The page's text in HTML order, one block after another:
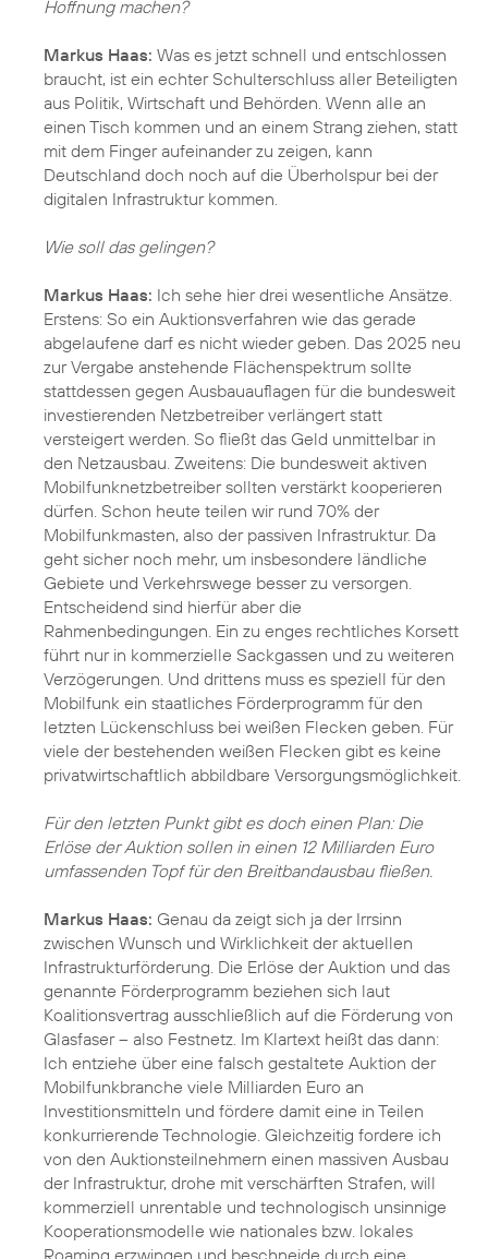
Hoffnung machen?
Markus Haas: Was es jetzt schnell und entschlossen
braucht, ist ein echter Schulterschluss aller Beteiligten
aus Politik, Wirtschaft und Behörden. Wenn alle an
einen Tisch kommen und an einem Strang ziehen, statt
mit dem Finger aufeinander zu zeigen, kann
Deutschland doch noch auf die Überholspur bei der
digitalen Infrastruktur kommen.
Wie soll das gelingen?
Markus Haas: Ich sehe hier drei wesentliche Ansätze.
Erstens: So ein Auktionsverfahren wie das gerade
abgelaufene darf es nicht wieder geben. Das 2025 neu
zur Vergabe anstehende Flächenspektrum sollte
stattdessen gegen Ausbauauflagen für die bundesweit
investierenden Netzbetreiber verlängert statt
versteigert werden. So fließt das Geld unmittelbar in
den Netzausbau. Zweitens: Die bundesweit aktiven
Mobilfunknetzbetreiber sollten verstärkt kooperieren
dürfen. Schon heute teilen wir rund 70% der
Mobilfunkmasten, also der passiven Infrastruktur. Da
geht sicher noch mehr, um insbesondere ländliche
Gebiete und Verkehrswege besser zu versorgen.
Entscheidend sind hierfür aber die
Rahmenbedingungen. Ein zu enges rechtliches Korsett
führt nur in kommerzielle Sackgassen und zu weiteren
Verzögerungen. Und drittens muss es speziell für den
Mobilfunk ein staatliches Förderprogramm für den
letzten Lückenschluss bei weißen Flecken geben. Für
viele der bestehenden weißen Flecken gibt es keine
privatwirtschaftlich abbildbare Versorgungsmöglichkeit.
Für den letzten Punkt gibt es doch einen Plan: Die
Erlöse der Auktion sollen in einen 12 Milliarden Euro
umfassenden Topf für den Breitbandausbau fließen.
Markus Haas: Genau da zeigt sich ja der Irrsinn
zwischen Wunsch und Wirklichkeit der aktuellen
Infrastrukturförderung. Die Erlöse der Auktion und das
genannte Förderprogramm beziehen sich laut
Koalitionsvertrag ausschließlich auf die Förderung von
Glasfaser – also Festnetz. Im Klartext heißt das dann:
Ich entziehe über eine falsch gestaltete Auktion der
Mobilfunkbranche viele Milliarden Euro an
Investitionsmitteln und fördere damit eine in Teilen
konkurrierende Technologie. Gleichzeitig fordere ich
von den Auktionsteilnehmern einen massiven Ausbau
der Infrastruktur, drohe mit verschärften Strafen, will
kommerziell unrentable und technologisch unsinnige
Kooperationsmodelle wie nationales bzw. lokales